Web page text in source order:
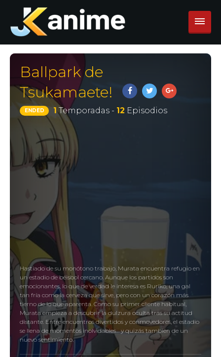
Ballpark de
Tsukamaete!
ENDED 1Temporadas - 12 Episodios
Hastiado de su monótono trabajo, Murata encuentra refugio en
un estadio de béisbol cercano. Aunque los partidos son
emocionantes, lo que de verdad le interesa es Ruriko, una gal
tan fría como la cerveza que sirve, pero con un corazón más
tierno de lo que aparenta. Como su primer cliente habitual,
Murata empieza a descubrir la dulzura oculta tras su actitud
distante. Entre encuentros divertidos y conmovedores, el estadio
se llena de momentos inolvidables… y quizás también de un
nuevo sentimiento.